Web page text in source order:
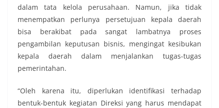
dalam tata kelola perusahaan. Namun, jika tidak
menempatkan perlunya persetujuan kepala daerah
bisa berakibat pada sangat lambatnya proses
pengambilan keputusan bisnis, mengingat kesibukan
kepala daerah dalam menjalankan tugas-tugas
pemerintahan.
“Oleh karena itu, diperlukan identifikasi terhadap
bentuk-bentuk kegiatan Direksi yang harus mendapat